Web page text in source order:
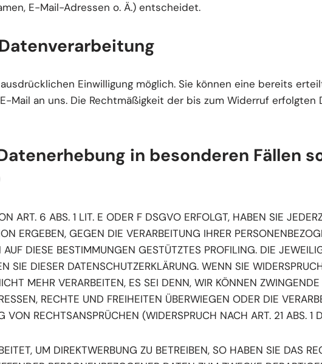
E-Mail-Adressen o. Ä.) entscheidet.
Einwilligung möglich. Sie können eine bereits
Mail an uns. Die Rechtmäßigkeit der bis zum Widerruf
in besonderen Fällen
ART. 6 ABS. 1 LIT. E ODER F DSGVO ERFOLGT, HABEN SIE
ERGEBEN, GEGEN DIE VERARBEITUNG IHRER
DIESE BESTIMMUNGEN GESTÜTZTES PROFILING. DIE
SIE DIESER DATENSCHUTZERKLÄRUNG. WENN SIE
MEHR VERARBEITEN, ES SEI DENN, WIR KÖNNEN
RECHTE UND FREIHEITEN ÜBERWIEGEN ODER DIE
RECHTSANSPRÜCHEN (WIDERSPRUCH NACH ART. 21 ABS. 1
UM DIREKTWERBUNG ZU BETREIBEN, SO HABEN SIE DAS